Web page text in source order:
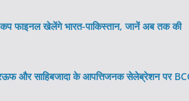
कप फाइनल खेलेंगे भारत-पाकिस्तान, जानें अब तक की
और साहिबजादा के आपत्तिजनक सेलेब्रेशन पर